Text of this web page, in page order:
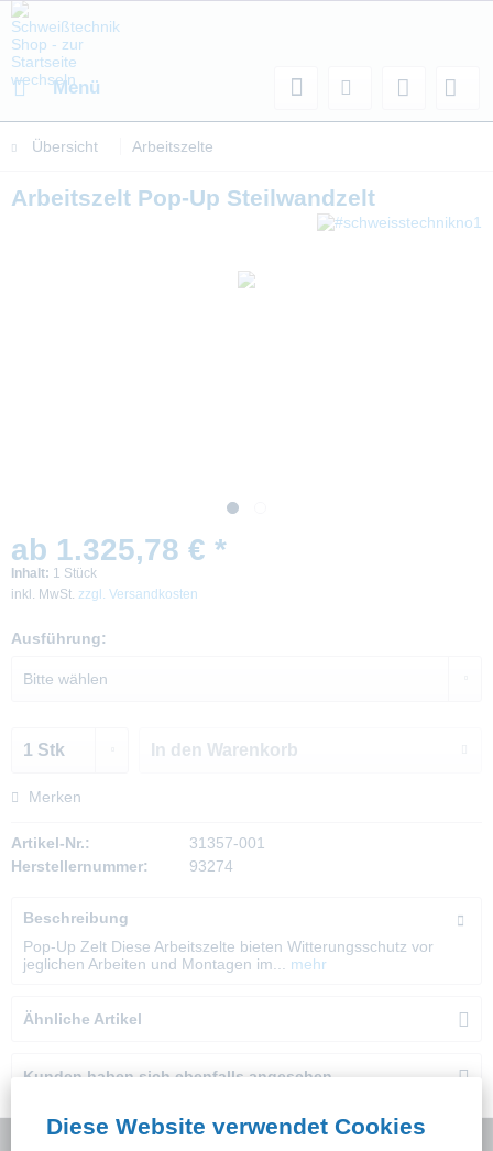
Menü
Übersicht Arbeitszelte
Arbeitszelt Pop-Up Steilwandzelt
ab 1.325,78 € *
Inhalt: 1 Stück
inkl. MwSt. zzgl. Versandkosten
Ausführung:
In den Warenkorb
Merken
Artikel-Nr.:
31357-001
Herstellernummer:
93274
Beschreibung
Pop-Up Zelt Diese Arbeitszelte bieten Witterungsschutz vor
jeglichen Arbeiten und Montagen im...
mehr
Ähnliche Artikel
Kunden haben sich ebenfalls angesehen
Service Hotline
Diese Website verwendet Cookies